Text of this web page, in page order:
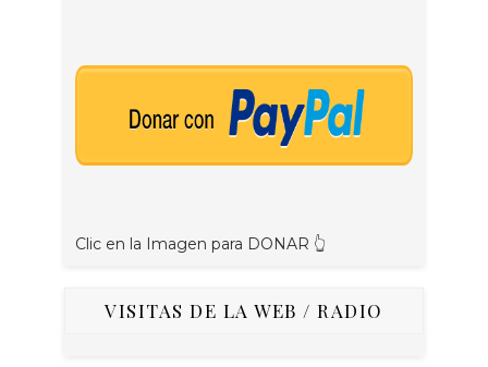
Clic en la Imagen para DONAR 👆
VISITAS DE LA WEB / RADIO